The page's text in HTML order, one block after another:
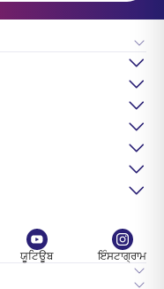
ਯੂਟਿਊਬ
ਇੰਸਟਾਗ੍ਰਾਮ